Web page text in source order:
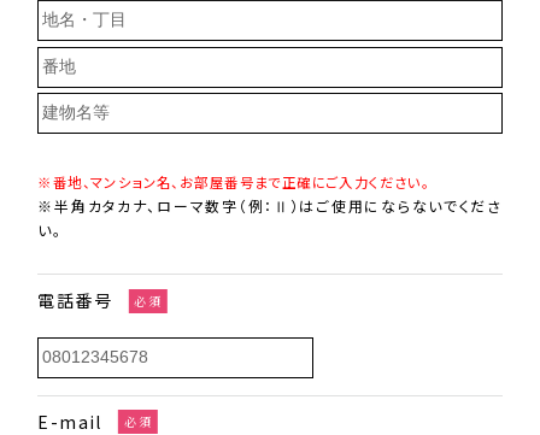
※番地、マンション名、お部屋番号まで正確にご入力ください。
※半角カタカナ、ローマ数字（例：Ⅱ）はご使用にならないでくださ
い。
電話番号 必須
E-mail 必須